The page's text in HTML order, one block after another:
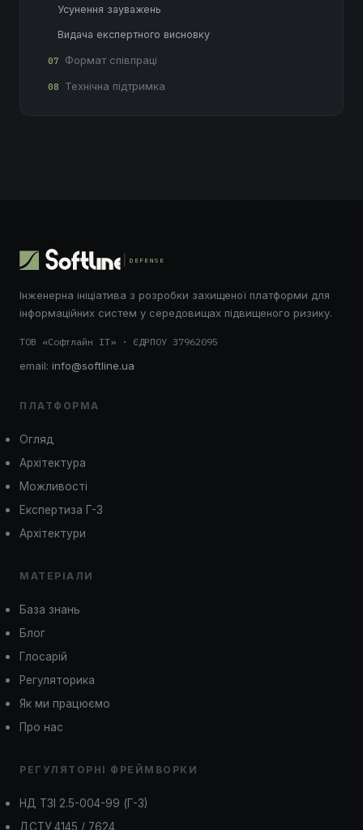
Усунення зауважень
Видача експертного висновку
07 Формат співпраці
08 Технічна підтримка
DEFENSE
Інженерна ініціатива з розробки захищеної платформи для
інформаційних систем у середовищах підвищеного ризику.
ТОВ «Софтлайн ІТ» · ЄДРПОУ 37962095
email: info@softline.ua
ПЛАТФОРМА
Огляд
Архітектура
Можливості
Експертиза Г-3
Архітектури
МАТЕРІАЛИ
База знань
Блог
Глосарій
Регуляторика
Як ми працюємо
Про нас
РЕГУЛЯТОРНІ ФРЕЙМВОРКИ
НД ТЗІ 2.5-004-99 (Г-3)
ДСТУ 4145 / 7624